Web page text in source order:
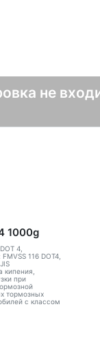
не
1000g
4,
116 DOT4,
кипения,
при
тормозных
с классом